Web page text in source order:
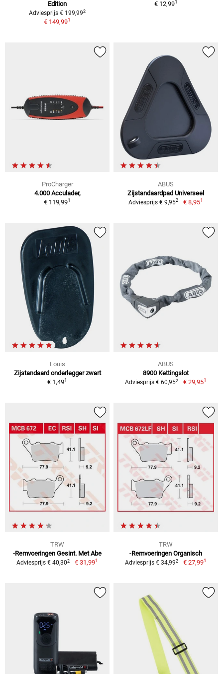
Edition
Adviesprijs € 199,992
€ 149,991
€ 12,991
ProCharger
4.000 Acculader,
€ 119,991
ABUS
Zijstandaardpad Universeel
Adviesprijs € 9,952 € 8,951
Louis
Zijstandaard onderlegger zwart
€ 1,491
ABUS
8900 Kettingslot
Adviesprijs € 60,952 € 29,951
TRW
-Remvoeringen Gesint. Met Abe
Adviesprijs € 40,302 € 31,991
TRW
-Remvoeringen Organisch
Adviesprijs € 34,992 € 27,991